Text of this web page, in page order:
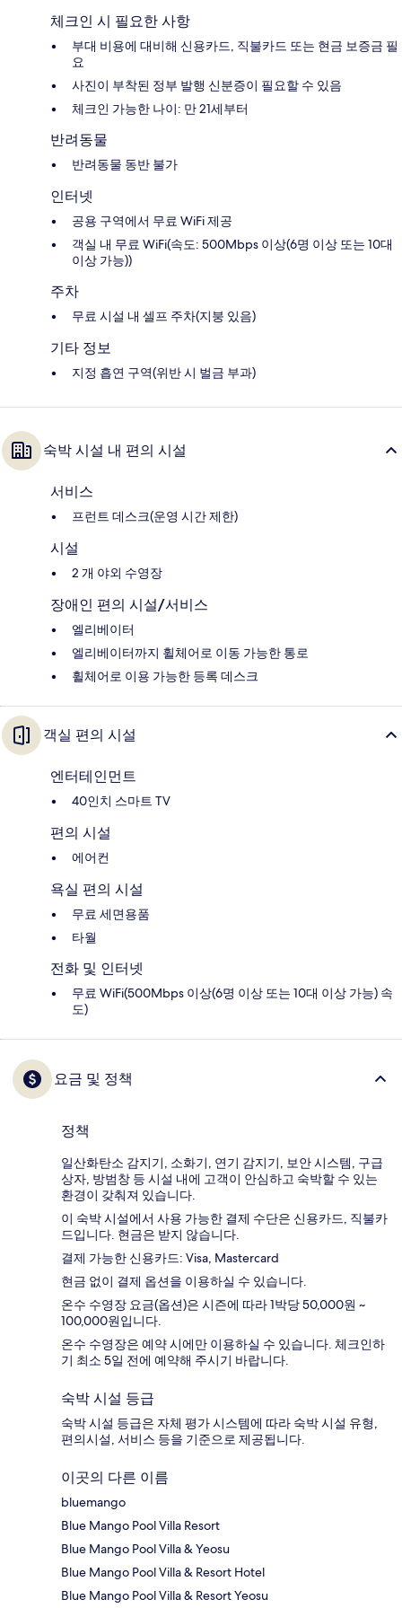
체크인 시 필요한 사항
부대 비용에 대비해 신용카드, 직불카드 또는 현금 보증금 필
요
사진이 부착된 정부 발행 신분증이 필요할 수 있음
체크인 가능한 나이: 만 21세부터
반려동물
반려동물 동반 불가
인터넷
공용 구역에서 무료 WiFi 제공
객실 내 무료 WiFi(속도: 500Mbps 이상(6명 이상 또는 10대
이상 가능))
주차
무료 시설 내 셀프 주차(지붕 있음)
기타 정보
지정 흡연 구역(위반 시 벌금 부과)
숙박 시설 내 편의 시설
서비스
프런트 데스크(운영 시간 제한)
시설
2 개 야외 수영장
장애인 편의 시설/서비스
엘리베이터
엘리베이터까지 휠체어로 이동 가능한 통로
휠체어로 이용 가능한 등록 데스크
객실 편의 시설
엔터테인먼트
40인치 스마트 TV
편의 시설
에어컨
욕실 편의 시설
무료 세면용품
타월
전화 및 인터넷
무료 WiFi(500Mbps 이상(6명 이상 또는 10대 이상 가능) 속
도)
요금 및 정책
정책
일산화탄소 감지기, 소화기, 연기 감지기, 보안 시스템, 구급
상자, 방범창 등 시설 내에 고객이 안심하고 숙박할 수 있는
환경이 갖춰져 있습니다.
이 숙박 시설에서 사용 가능한 결제 수단은 신용카드, 직불카
드입니다. 현금은 받지 않습니다.
결제 가능한 신용카드: Visa, Mastercard
현금 없이 결제 옵션을 이용하실 수 있습니다.
온수 수영장 요금(옵션)은 시즌에 따라 1박당 50,000원 ~
100,000원입니다.
온수 수영장은 예약 시에만 이용하실 수 있습니다. 체크인하
기 최소 5일 전에 예약해 주시기 바랍니다.
숙박 시설 등급
숙박 시설 등급은 자체 평가 시스템에 따라 숙박 시설 유형,
편의시설, 서비스 등을 기준으로 제공됩니다.
이곳의 다른 이름
bluemango
Blue Mango Pool Villa Resort
Blue Mango Pool Villa & Yeosu
Blue Mango Pool Villa & Resort Hotel
Blue Mango Pool Villa & Resort Yeosu